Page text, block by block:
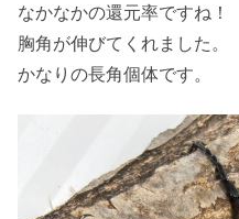
なかなかの還元率ですね！
胸角が伸びてくれました。
かなりの長角個体です。